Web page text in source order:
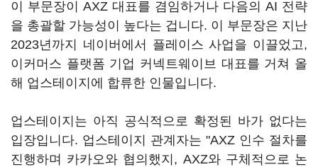
이 부문장이 AXZ 대표를 겸임하거나 다음의 AI 전략
을 총괄할 가능성이 높다는 겁니다. 이 부문장은 지난
2023년까지 네이버에서 플레이스 사업을 이끌었고,
이커머스 플랫폼 기업 커넥트웨이브 대표를 거쳐 올
해 업스테이지에 합류한 인물입니다.
업스테이지는 아직 공식적으로 확정된 바가 없다는
입장입니다. 업스테이지 관계자는 "AXZ 인수 절차를
진행하며 카카오와 협의했지, AXZ와 구체적으로 논